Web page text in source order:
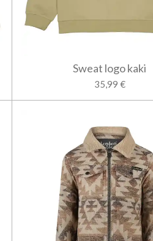
Sweat logo kaki
35,99 €